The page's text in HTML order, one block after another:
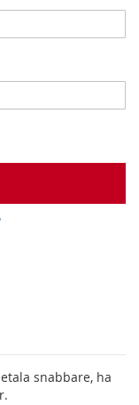
snabbare, ha